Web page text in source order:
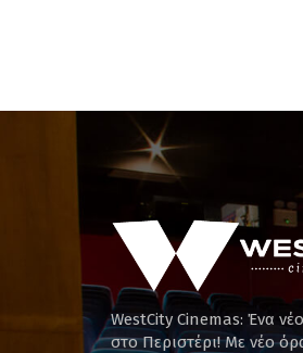
WestCity Cinemas: Ένα
στο Περιστέρι! Mε νέο